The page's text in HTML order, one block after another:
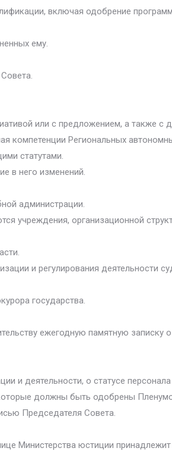
включая одобрение
ему.
или с предложением, а также
компетенции Региональных
статутами.
в него изменений.
администрации.
учреждения, организационной
и регулирования деятельности
государства.
ежегодную памятную записку
и деятельности, о статусе
должны быть одобрены
Председателя Совета.
Министерства юстиции